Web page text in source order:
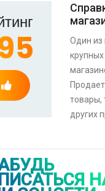
Один из
товары,
других
для пайки 16 см
|КУПИТЬ
black fox b2 2+16 Гб